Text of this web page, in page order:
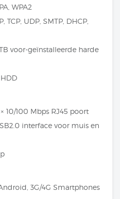
WPA2
UDP, SMTP, DHCP,
voor-geïnstalleerde harde
100 Mbps RJ45 poort
interface voor muis en
3G/4G Smartphones